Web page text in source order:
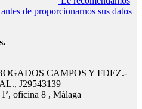
de proporcionarnos sus datos
CAMPOS Y FDEZ.-
J29543139
oficina 8 , Málaga